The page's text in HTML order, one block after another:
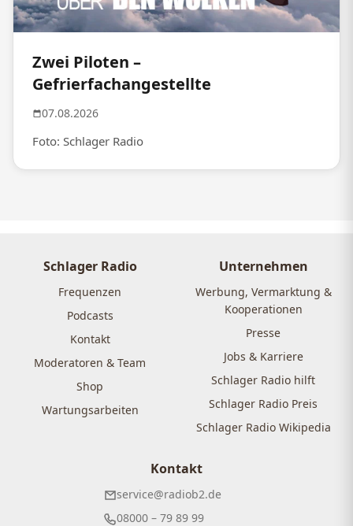
Zwei Piloten –
Gefrierfachangestellte
07.08.2026
Foto: Schlager Radio
Schlager Radio
Frequenzen
Podcasts
Kontakt
Moderatoren & Team
Shop
Wartungsarbeiten
Unternehmen
Werbung, Vermarktung &
Kooperationen
Presse
Jobs & Karriere
Schlager Radio hilft
Schlager Radio Preis
Schlager Radio Wikipedia
Kontakt
service@radiob2.de
08000 – 79 89 99